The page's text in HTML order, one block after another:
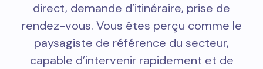
direct, demande d’itinéraire, prise de
rendez-vous. Vous êtes perçu comme le
paysagiste de référence du secteur,
capable d’intervenir rapidement et de